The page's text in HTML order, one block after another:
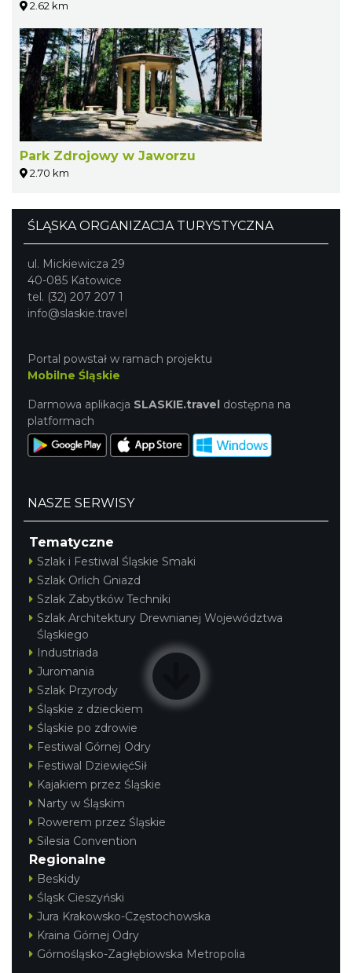
2.62 km
Park Zdrojowy w Jaworzu
2.70 km
ŚLĄSKA ORGANIZACJA TURYSTYCZNA
ul. Mickiewicza 29
40-085 Katowice
tel. (32) 207 207 1
info@slaskie.travel
Portal powstał w ramach projektu
Mobilne Śląskie
Darmowa aplikacja SLASKIE.travel dostępna na
platformach
NASZE SERWISY
Tematyczne
Szlak i Festiwal Śląskie Smaki
Szlak Orlich Gniazd
Szlak Zabytków Techniki
Szlak Architektury Drewnianej Województwa
Śląskiego
Industriada
Juromania
Szlak Przyrody
Śląskie z dzieckiem
Śląskie po zdrowie
Festiwal Górnej Odry
Festiwal DziewięćSił
Kajakiem przez Śląskie
Narty w Śląskim
Rowerem przez Śląskie
Silesia Convention
Regionalne
Beskidy
Śląsk Cieszyński
Jura Krakowsko-Częstochowska
Kraina Górnej Odry
Górnośląsko-Zagłębiowska Metropolia